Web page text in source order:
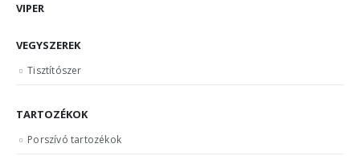
VIPER
VEGYSZEREK
Tisztítószer
TARTOZÉKOK
Porszívó tartozékok